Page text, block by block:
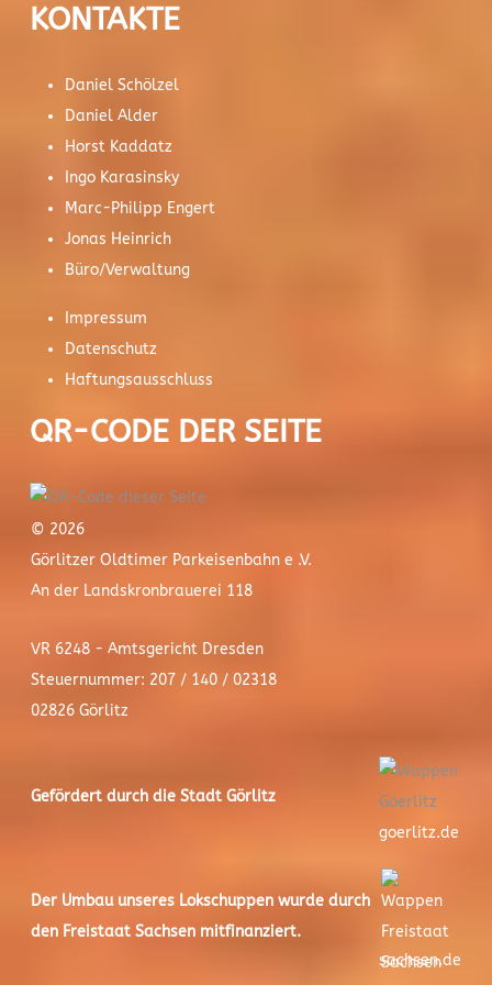
KONTAKTE
Daniel Schölzel
Daniel Alder
Horst Kaddatz
Ingo Karasinsky
Marc-Philipp Engert
Jonas Heinrich
Büro/Verwaltung
Impressum
Datenschutz
Haftungsausschluss
QR-CODE DER SEITE
© 2026
Görlitzer Oldtimer Parkeisenbahn e .V.
An der Landskronbrauerei 118
VR 6248 - Amtsgericht Dresden
Steuernummer: 207 / 140 / 02318
02826 Görlitz
Gefördert durch die Stadt Görlitz
goerlitz.de
Der Umbau unseres Lokschuppen wurde durch
den Freistaat Sachsen mitfinanziert.
sachsen.de